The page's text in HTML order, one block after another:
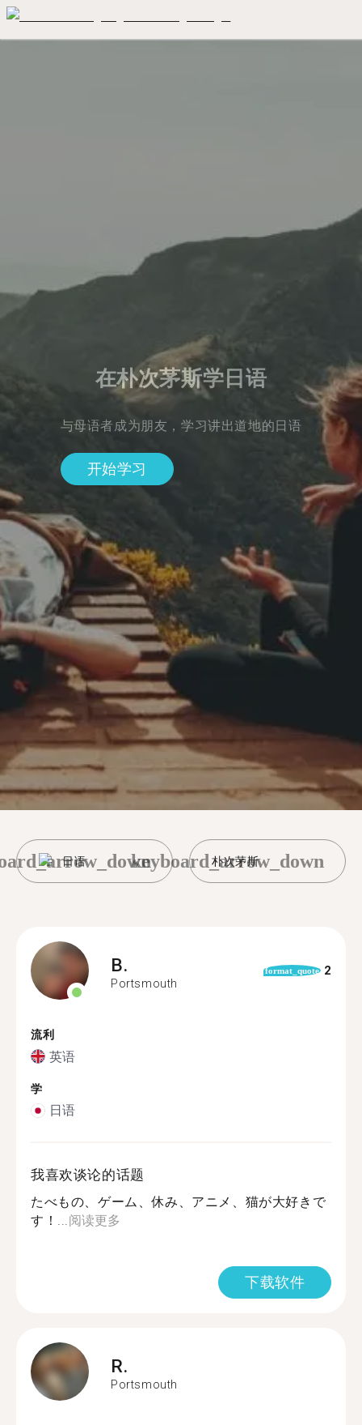
在朴次茅斯学日语
与母语者成为朋友，学习讲出道地的日语
开始学习
日语 朴次茅斯
keyboard_arrow_down
B.
Portsmouth
format_quote 2
流利
英语
学
日语
我喜欢谈论的话题
たべもの、ゲーム、休み、アニメ、猫が大好きで
す！...阅读更多
下载软件
R.
Portsmouth